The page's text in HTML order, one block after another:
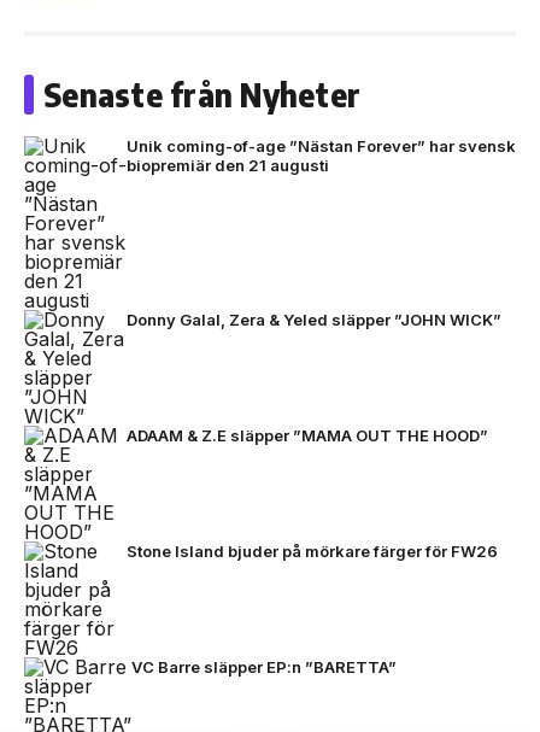
Senaste från Nyheter
Unik coming-of-age ”Nästan Forever” har svensk
biopremiär den 21 augusti
Donny Galal, Zera & Yeled släpper ”JOHN WICK”
ADAAM & Z.E släpper ”MAMA OUT THE HOOD”
Stone Island bjuder på mörkare färger för FW26
VC Barre släpper EP:n ”BARETTA”